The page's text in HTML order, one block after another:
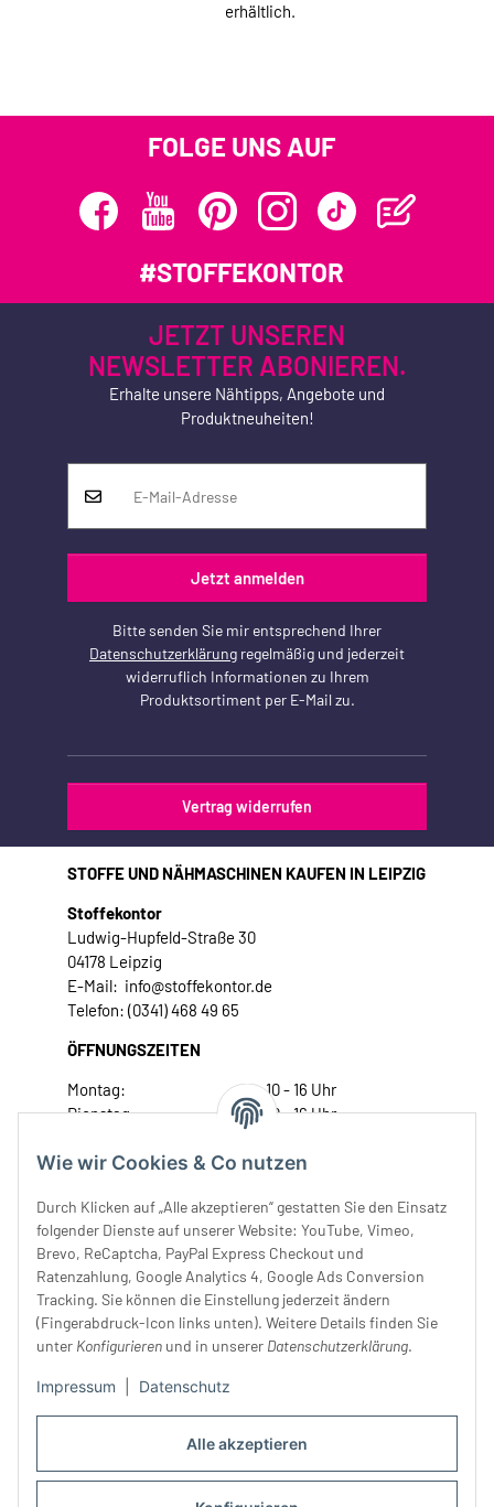
Alle akzeptieren
Wie wir Cookies & Co nutzen
Durch Klicken auf „Alle akzeptieren“ gestatten Sie den Einsatz
folgender Dienste auf unserer Website: YouTube, Vimeo,
Brevo, ReCaptcha, PayPal Express Checkout und
Ratenzahlung, Google Analytics 4, Google Ads Conversion
Tracking. Sie können die Einstellung jederzeit ändern
(Fingerabdruck-Icon links unten). Weitere Details finden Sie
unter Konfigurieren und in unserer Datenschutzerklärung.
Impressum Datenschutz
erhältlich.
FOLGE UNS AUF
#STOFFEKONTOR
JETZT UNSEREN
NEWSLETTER ABONIEREN.
Erhalte unsere Nähtipps, Angebote und
Produktneuheiten!
Jetzt anmelden
Bitte senden Sie mir entsprechend Ihrer
Datenschutzerklärung regelmäßig und jederzeit
widerruflich Informationen zu Ihrem
Produktsortiment per E-Mail zu.
Vertrag widerrufen
STOFFE UND NÄHMASCHINEN KAUFEN IN LEIPZIG
Stoffekontor
Ludwig-Hupfeld-Straße 30
04178 Leipzig
E-Mail: info@stoffekontor.de
Telefon: (0341) 468 49 65
ÖFFNUNGSZEITEN
Montag:
10 - 16 Uhr
Dienstag:
10 - 16 Uhr
Donnerstag:
10 - 18 Uhr
Samstag:
10 - 14 Uhr
Unser Service
Rechtliches